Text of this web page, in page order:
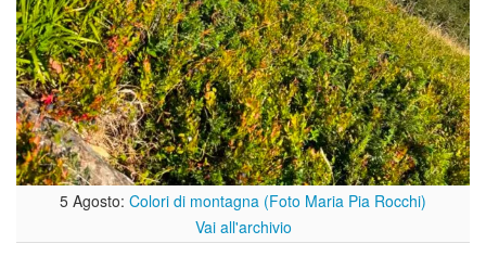
5 Agosto: Colori di montagna (Foto Maria Pia Rocchi)
Vai all'archivio